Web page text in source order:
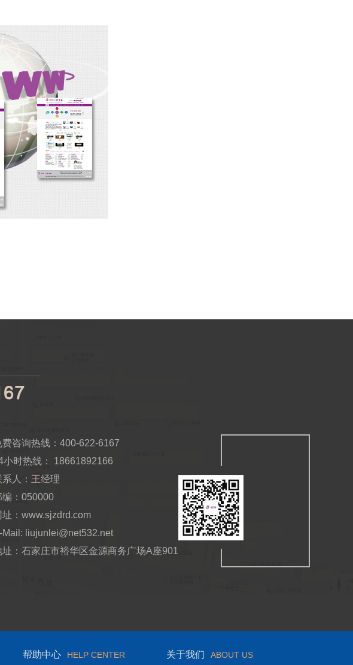
费咨询热线：400-622-6167
小时热线： 18661892166
系人：王经理
编：050000
址：www.sjzdrd.com
Mail: liujunlei@net532.net
址：石家庄市裕华区金源商务广场A座901
帮助中心 HELP CENTER 关于我们 ABOUT US